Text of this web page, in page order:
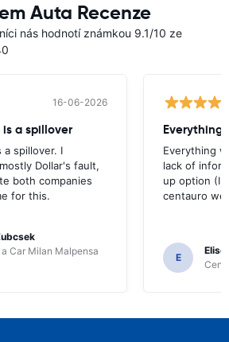
Auta Recenze
nás hodnotí známkou 9.1/10 ze
16-06-2026
a spillover
a spillover. I
Dollar's fault,
both companies
for this.
Car Milan Malpensa
Everything
Everything
lack of
up option (I
centauro
E